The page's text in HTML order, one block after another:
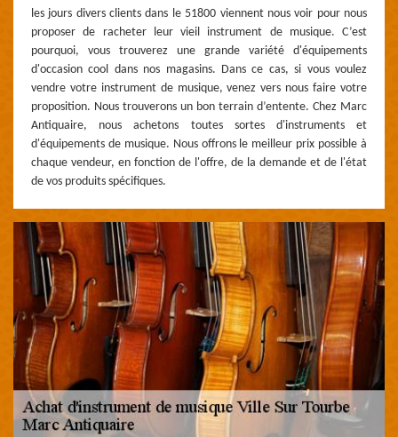
les jours divers clients dans le 51800 viennent nous voir pour nous
proposer de racheter leur vieil instrument de musique. C’est
pourquoi, vous trouverez une grande variété d'équipements
d'occasion cool dans nos magasins. Dans ce cas, si vous voulez
vendre votre instrument de musique, venez vers nous faire votre
proposition. Nous trouverons un bon terrain d’entente. Chez Marc
Antiquaire, nous achetons toutes sortes d'instruments et
d'équipements de musique. Nous offrons le meilleur prix possible à
chaque vendeur, en fonction de l'offre, de la demande et de l'état
de vos produits spécifiques.